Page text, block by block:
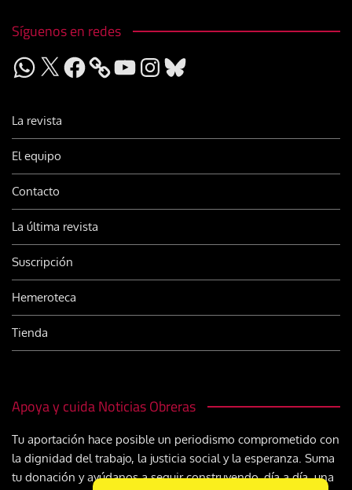
Síguenos en redes
WhatsApp
X Facebook YouTubeInstagram
Bluesky
La revista
El equipo
Contacto
La última revista
Suscripción
Hemeroteca
Tienda
Apoya y cuida Noticias Obreras
Tu aportación hace posible un periodismo comprometido con
la dignidad del trabajo, la justicia social y la esperanza. Suma
tu donación y ayúdanos a seguir construyendo, día a día, una